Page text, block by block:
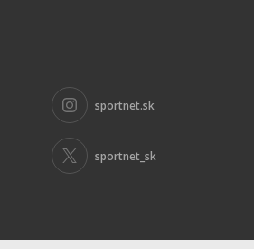
sportnet.sk
sportnet_sk